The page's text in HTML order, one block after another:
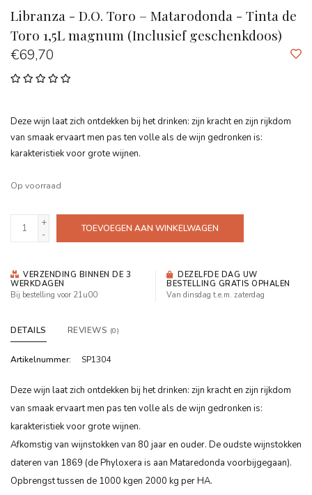
Libranza - D.O. Toro – Matarodonda - Tinta de
Toro 1,5L magnum (Inclusief geschenkdoos)
€69,70
Deze wijn laat zich ontdekken bij het drinken: zijn kracht en zijn rijkdom
van smaak ervaart men pas ten volle als de wijn gedronken is:
karakteristiek voor grote wijnen.
Op voorraad
+
-
TOEVOEGEN AAN WINKELWAGEN
VERZENDING BINNEN DE 3
WERKDAGEN
Bij bestelling voor 21u00
DEZELFDE DAG UW
BESTELLING GRATIS OPHALEN
Van dinsdag t.e.m. zaterdag
DETAILS REVIEWS (0)
Artikelnummer: SP1304
Deze wijn laat zich ontdekken bij het drinken: zijn kracht en zijn rijkdom
van smaak ervaart men pas ten volle als de wijn gedronken is:
karakteristiek voor grote wijnen.
Afkomstig van wijnstokken van 80 jaar en ouder. De oudste wijnstokken
dateren van 1869 (de Phyloxera is aan Mataredonda voorbijgegaan).
Opbrengst tussen de 1000 kgen 2000 kg per HA.